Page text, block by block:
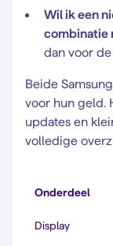
Wil ik een
combinatie
dan voor de
Beide
voor hun geld.
updates en
volledige
Onderdeel
Display